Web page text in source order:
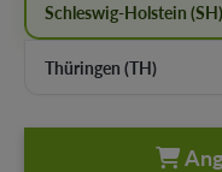
Schleswig-Holstein (SH)
Thüringen (TH)